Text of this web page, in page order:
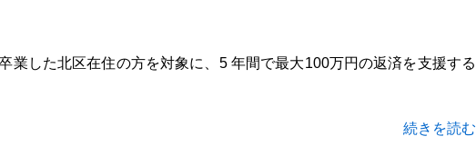
した北区在住の方を対象に、5 年間で最大100万円の返済を支援する
続きを読む